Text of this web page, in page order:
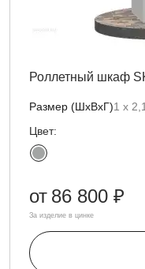
Роллетный шкаф
Размер (ШхВхГ)1 х
Цвет:
от 86 800 ₽
За изделие в цинке